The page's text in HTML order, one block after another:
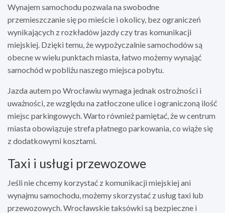
Wynajem samochodu pozwala na swobodne
przemieszczanie się po mieście i okolicy, bez ograniczeń
wynikających z rozkładów jazdy czy tras komunikacji
miejskiej. Dzięki temu, że wypożyczalnie samochodów są
obecne w wielu punktach miasta, łatwo możemy wynająć
samochód w pobliżu naszego miejsca pobytu.
Jazda autem po Wrocławiu wymaga jednak ostrożności i
uważności, ze względu na zatłoczone ulice i ograniczoną ilość
miejsc parkingowych. Warto również pamiętać, że w centrum
miasta obowiązuje strefa płatnego parkowania, co wiąże się
z dodatkowymi kosztami.
Taxi i usługi przewozowe
Jeśli nie chcemy korzystać z komunikacji miejskiej ani
wynajmu samochodu, możemy skorzystać z usług taxi lub
przewozowych. Wrocławskie taksówki są bezpieczne i